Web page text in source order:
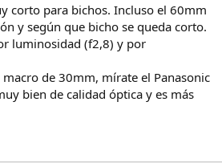
corto para bichos. Incluso el 60mm
y según que bicho se queda corto.
luminosidad (f2,8) y por
macro de 30mm, mírate el Panasonic
bien de calidad óptica y es más